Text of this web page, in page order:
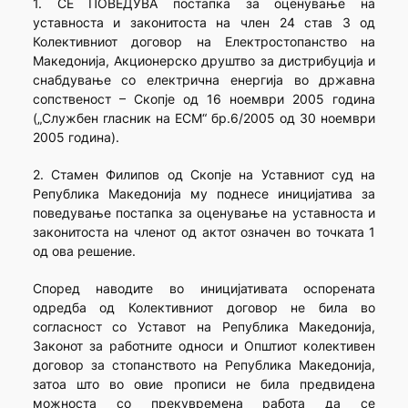
1. СЕ ПОВЕДУВА постапка за оценување на
уставноста и законитоста на член 24 став 3 од
Колективниот договор на Електростопанство на
Македонија, Акционерско друштво за дистрибуција и
снабдување со електрична енергија во државна
сопственост – Скопје од 16 ноември 2005 година
(„Службен гласник на ЕСМ“ бр.6/2005 од 30 ноември
2005 година).
2. Стамен Филипов од Скопје на Уставниот суд на
Република Македонија му поднесе иницијатива за
поведување постапка за оценување на уставноста и
законитоста на членот од актот означен во точката 1
од ова решение.
Според наводите во иницијативата оспорената
одредба од Колективниот договор не била во
согласност со Уставот на Република Македонија,
Законот за работните односи и Општиот колективен
договор за стопанството на Република Македонија,
затоа што во овие прописи не била предвидена
можноста со прекувремена работа да се